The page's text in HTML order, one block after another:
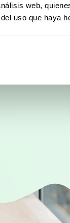
web,
uso que haya